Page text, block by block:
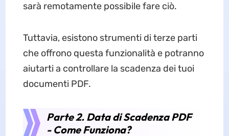
sarà remotamente possibile fare ciò.
Tuttavia, esistono strumenti di terze parti
che offrono questa funzionalità e potranno
aiutarti a controllare la scadenza dei tuoi
documenti PDF.
Parte 2. Data di Scadenza PDF
- Come Funziona?